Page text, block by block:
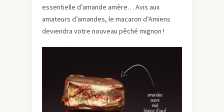
essentielle d’amande amère… Avis aux
amateurs d’amandes, le macaron d’Amiens
deviendra votre nouveau pêché mignon !